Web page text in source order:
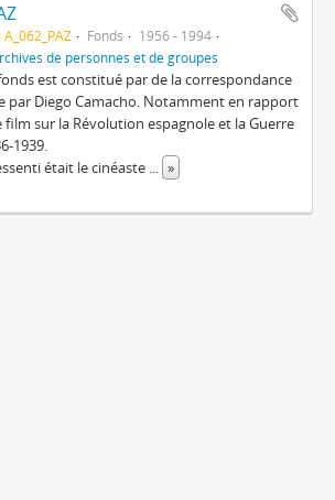
Fonds
1956 - 1994
de personnes et de groupes
est constitué par de la correspondance
par Diego Camacho. Notamment en rapport
sur la Révolution espagnole et la Guerre
1939.
était le cinéaste ... »